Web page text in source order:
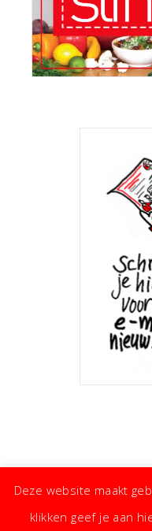
Deze website maakt
klikken geef je aan